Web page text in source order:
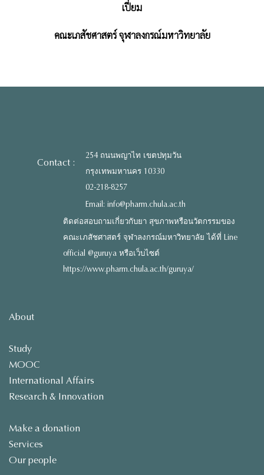
เปี่ยม
คณะเภสัชศาสตร์ จุฬาลงกรณ์มหาวิทยาลัย
Contact :
254 ถนนพญาไท เขตปทุมวัน
กรุงเทพมหานคร 10330
02-218-8257
Email: info@pharm.chula.ac.th
ติดต่อสอบถามเกี่ยวกับยา สุขภาพหรือนวัตกรรมของ
คณะเภสัชศาสตร์ จุฬาลงกรณ์มหาวิทยาลัย ได้ที่ Line
official @guruya หรือเว็บไซต์
https://www.pharm.chula.ac.th/guruya/
About
Study
MOOC
International Affairs
Research & Innovation
Make a donation
Services
Our people